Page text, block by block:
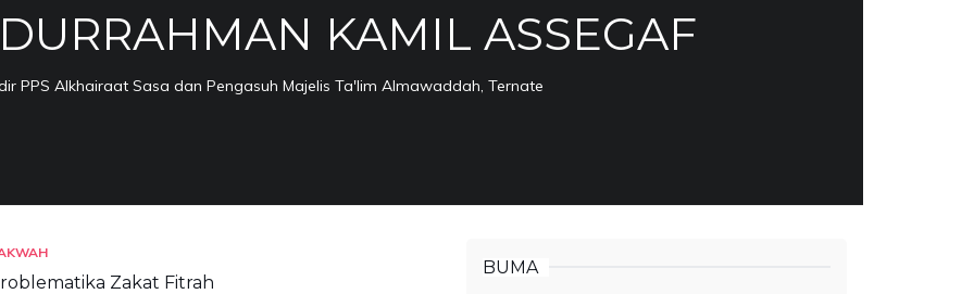
KAMIL ASSEGAF
PPS Alkhairaat Sasa dan Pengasuh Majelis Ta'lim Almawaddah, Ternate
Zakat Fitrah
BUMA